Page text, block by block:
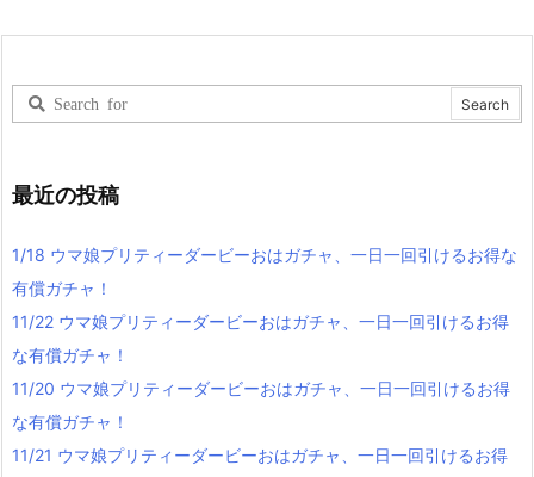
最近の投稿
1/18 ウマ娘プリティーダービーおはガチャ、一日一回引けるお得な
有償ガチャ！
11/22 ウマ娘プリティーダービーおはガチャ、一日一回引けるお得
な有償ガチャ！
11/20 ウマ娘プリティーダービーおはガチャ、一日一回引けるお得
な有償ガチャ！
11/21 ウマ娘プリティーダービーおはガチャ、一日一回引けるお得